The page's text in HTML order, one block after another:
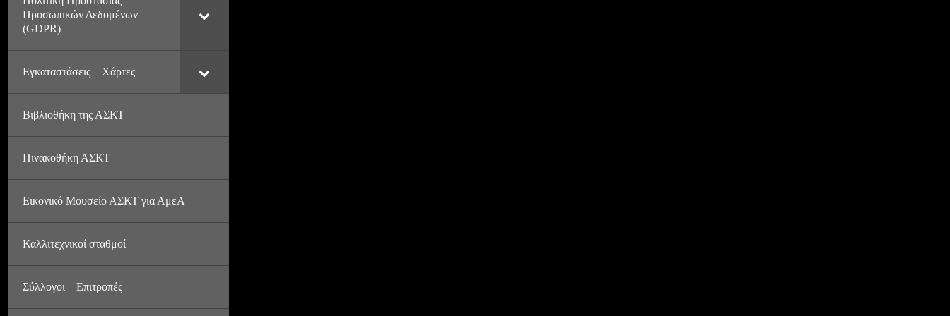
Προσωπικών Δεδομένων
(GDPR)
Εγκαταστάσεις – Χάρτες
Βιβλιοθήκη της ΑΣΚΤ
Πινακοθήκη ΑΣΚΤ
Εικονικό Μουσείο ΑΣΚΤ για ΑμεΑ
Καλλιτεχνικοί σταθμοί
Σύλλογοι – Επιτροπές